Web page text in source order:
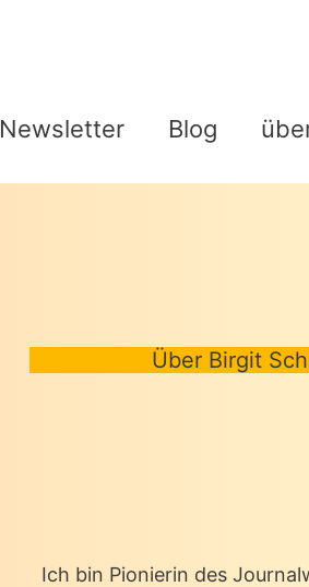
Newsletter Blog
Über Birgit
Ich bin Pionierin des